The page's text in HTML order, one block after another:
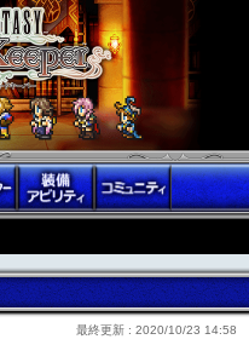
最終更新 : 2020/10/23 14:58